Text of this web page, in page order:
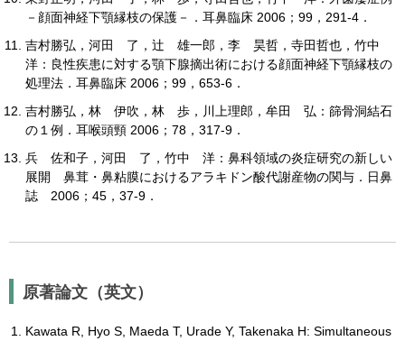
－顔面神経下顎縁枝の保護－．耳鼻臨床 2006；99，291-4．
吉村勝弘，河田 了，辻 雄一郎，李 昊哲，寺田哲也，竹中
洋：良性疾患に対する顎下腺摘出術における顔面神経下顎縁枝の
処理法．耳鼻臨床 2006；99，653-6．
吉村勝弘，林 伊吹，林 歩，川上理郎，牟田 弘：篩骨洞結石
の１例．耳喉頭頸 2006；78，317-9．
兵 佐和子，河田 了，竹中 洋：鼻科領域の炎症研究の新しい
展開 鼻茸・鼻粘膜におけるアラキドン酸代謝産物の関与．日鼻
誌 2006；45，37-9．
原著論文（英文）
Kawata R, Hyo S, Maeda T, Urade Y, Takenaka H: Simultaneous